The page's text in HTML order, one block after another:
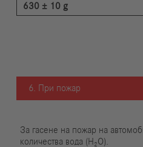
630 ± 10 g
6. При пожар
За гасене на пожар на
количества вода (H₂O).